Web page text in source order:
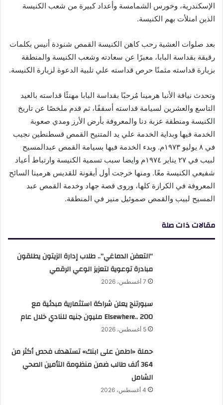
الإسكندرية، وخورس الشمامسة وأعداد كبيرة من شعب الكنيسة
الذين امتلأت بهم الكنيسة.
بعد صلوات العشية رحب كاهن الكنيسة القمص شنودة أنيس بكلمات
رقيقة بقداسة البابا، معبرًا عن سعادته وشعب الكنيسة والمنطقة
بزيارة قداسته مثمنًا حرص قداسته علي تلبية الدعوة لزيارة الكنيسة.
وتحدث نيافة الأنبا هرمينا مُرحبًا بقداسة البابا مهنئًا قداسته بالعيد
التاسع والعشرين لسيامة قداسته أسقفًا، ثم قدم ملخصًا عن تاريخ
الكنيسة ومنطقة عزبة دنا والمعروفة بأرض الأرز ومدي صعوبة
الخدمة فيها وبداية الخدمة علي يد المتنيح القمص قسطنطين نجيب
في ٨ يوليو ١٩٧٣م. وبدء الخدمة فيها بسيامة القمص عبدالمسيح
لبيب في ٢٧ يناير ١٩٧٤م وايضا سبب تسمية الكنيسة وارتباط أعياد
شفيعي الكنيسة معًا. ومنها خرجت أول أيقونة للقديس هرمينا السائح
المعروفة في الكرازة كلها، وروى قصة جهاد وخدمة القمص عبد
المسيح لبيب والقمص صموئيل منير في المنطقة.
مقالات ذات صلة
“التعفن الدماغي”.. طلاب إدارة الزيتون يطلقون
مبادرة توعوية لتعزيز الوعي الرقمي
7 أغسطس، 2026
سبورتنج يعلن شراكة استثمارية مبدئية مع
Elsewhere.. 200 مليون جنيه للنادي خلال عام
5 أغسطس، 2026
حملة «اطمن على ابنك» تستهدف فحص أكثر من
364 ألف طالب ضمن منظومة التأمين الصحي
الشامل
4 أغسطس، 2026